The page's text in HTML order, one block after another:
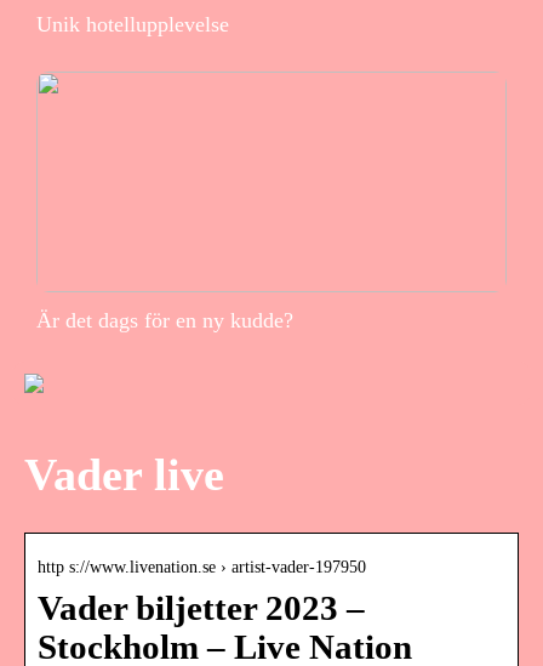
Unik hotellupplevelse
Är det dags för en ny kudde?
Vader live
http s://www.livenation.se › artist-vader-197950
Vader biljetter 2023 –
Stockholm – Live Nation